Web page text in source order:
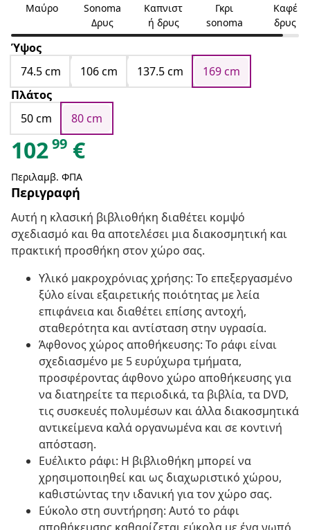
Μαύρο
Sonoma
Δρυς
Καπνιστ
ή δρυς
Γκρι
sonoma
Καφέ
δρυς
Ύψος
74.5 cm
106 cm 137.5 cm
169 cm
Πλάτος
50 cm
80 cm
10299 €
Περιλαμβ. ΦΠΑ
Περιγραφή
Αυτή η κλασική βιβλιοθήκη διαθέτει κομψό
σχεδιασμό και θα αποτελέσει μια διακοσμητική και
πρακτική προσθήκη στον χώρο σας.
Υλικό μακροχρόνιας χρήσης: Το επεξεργασμένο
ξύλο είναι εξαιρετικής ποιότητας με λεία
επιφάνεια και διαθέτει επίσης αντοχή,
σταθερότητα και αντίσταση στην υγρασία.
Άφθονος χώρος αποθήκευσης: Το ράφι είναι
σχεδιασμένο με 5 ευρύχωρα τμήματα,
προσφέροντας άφθονο χώρο αποθήκευσης για
να διατηρείτε τα περιοδικά, τα βιβλία, τα DVD,
τις συσκευές πολυμέσων και άλλα διακοσμητικά
αντικείμενα καλά οργανωμένα και σε κοντινή
απόσταση.
Ευέλικτο ράφι: Η βιβλιοθήκη μπορεί να
χρησιμοποιηθεί και ως διαχωριστικό χώρου,
καθιστώντας την ιδανική για τον χώρο σας.
Εύκολο στη συντήρηση: Αυτό το ράφι